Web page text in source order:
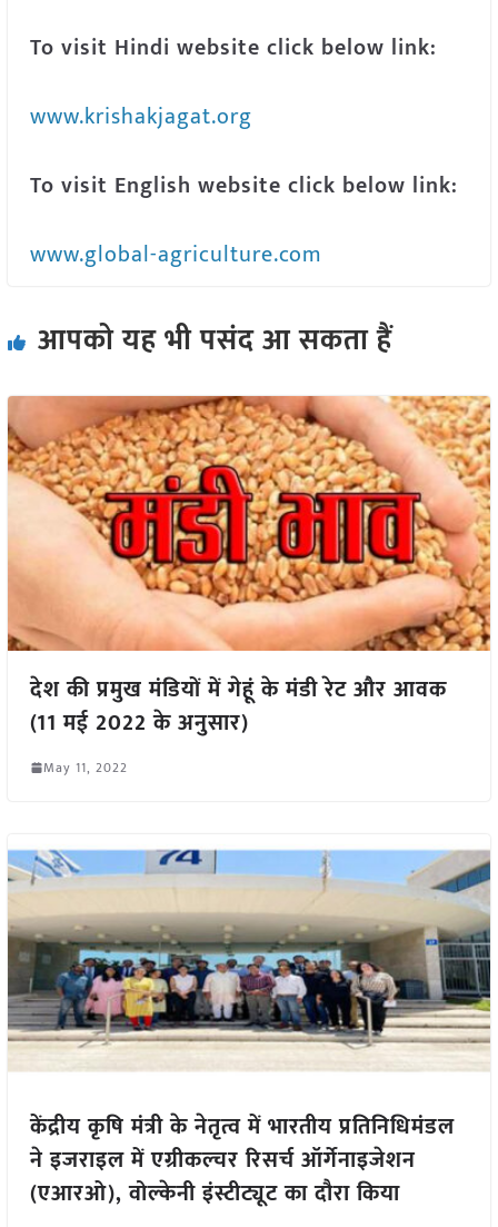
To visit Hindi website click below link:
www.krishakjagat.org
To visit English website click below link:
www.global-agriculture.com
आपको यह भी पसंद आ सकता हैं
देश की प्रमुख मंडियों में गेहूं के मंडी रेट और आवक
(11 मई 2022 के अनुसार)
May 11, 2022
केंद्रीय कृषि मंत्री के नेतृत्व में भारतीय प्रतिनिधिमंडल
ने इजराइल में एग्रीकल्चर रिसर्च ऑर्गेनाइजेशन
(एआरओ), वोल्केनी इंस्टीट्यूट का दौरा किया